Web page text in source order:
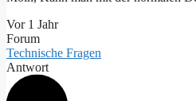
Vor 1 Jahr
Forum
Technische Fragen
Antwort